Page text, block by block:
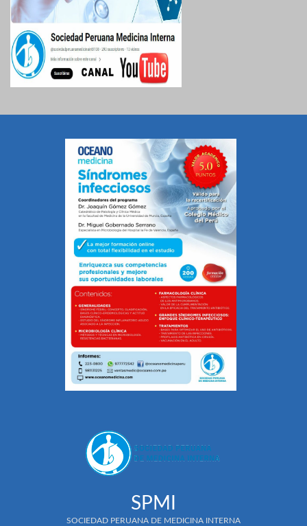
SPMI
SOCIEDAD PERUANA DE MEDICINA INTERNA